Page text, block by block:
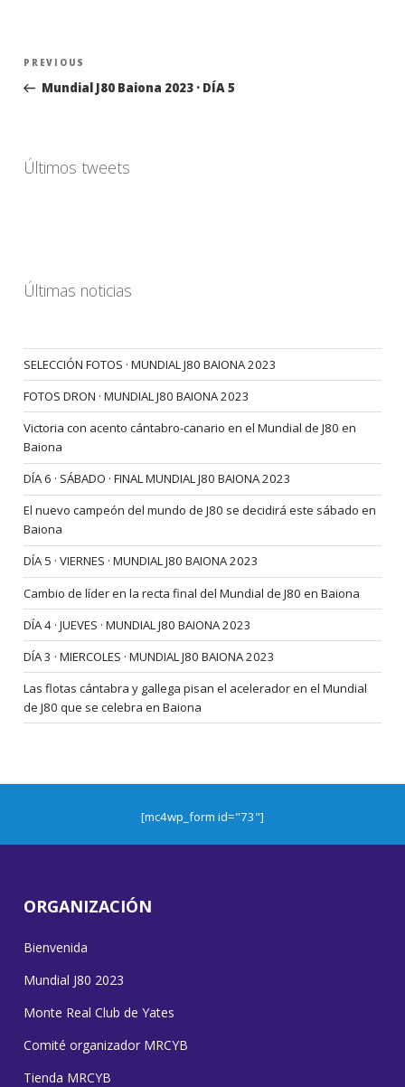
Navegación
entradas
Previous
Post
PREVIOUS
Mundial J80 Baiona 2023 · DÍA 5
Últimos tweets
Últimas noticias
SELECCIÓN FOTOS · MUNDIAL J80 BAIONA 2023
FOTOS DRON · MUNDIAL J80 BAIONA 2023
Victoria con acento cántabro-canario en el Mundial de J80 en
Baiona
DÍA 6 · SÁBADO · FINAL MUNDIAL J80 BAIONA 2023
El nuevo campeón del mundo de J80 se decidirá este sábado en
Baiona
DÍA 5 · VIERNES · MUNDIAL J80 BAIONA 2023
Cambio de líder en la recta final del Mundial de J80 en Baiona
DÍA 4 · JUEVES · MUNDIAL J80 BAIONA 2023
DÍA 3 · MIERCOLES · MUNDIAL J80 BAIONA 2023
Las flotas cántabra y gallega pisan el acelerador en el Mundial
de J80 que se celebra en Baiona
[mc4wp_form id="73"]
ORGANIZACIÓN
Bienvenida
Mundial J80 2023
Monte Real Club de Yates
Comité organizador MRCYB
Tienda MRCYB